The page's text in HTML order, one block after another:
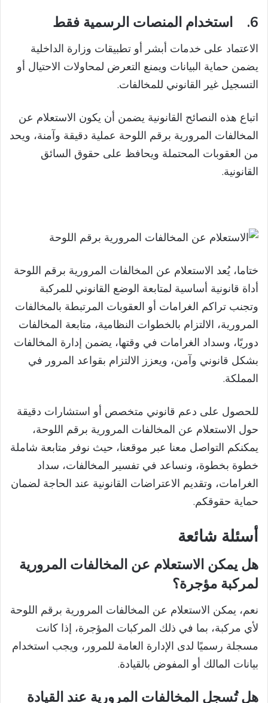
6. استخدام المنصات الرسمية فقط
الاعتماد على خدمات أبشر أو تطبيقات وزارة الداخلية
يضمن حماية البيانات ويمنع التعرض لمحاولات الاحتيال أو
التسجيل غير القانوني للمخالفات.
اتباع هذه النصائح القانونية يضمن أن يكون الاستعلام عن
المخالفات المرورية برقم اللوحة عملية دقيقة وآمنة، ويحد
من العقوبات المحتملة ويحافظ على حقوق السائق
القانونية.
ختاما، يُعد الاستعلام عن المخالفات المرورية برقم اللوحة
أداة قانونية أساسية لمتابعة الوضع القانوني للمركبة
وتجنب تراكم الغرامات أو العقوبات المرتبطة بالمخالفات
المرورية، الالتزام بالخطوات النظامية، متابعة المخالفات
دوريًا، وسداد الغرامات في وقتها، يضمن إدارة المخالفات
بشكل قانوني وآمن، ويعزز الالتزام بقواعد المرور في
المملكة.
للحصول على دعم قانوني متخصص أو استشارات دقيقة
حول الاستعلام عن المخالفات المرورية برقم اللوحة،
يمكنكم التواصل معنا عبر موقعنا، حيث نوفر متابعة شاملة
خطوة بخطوة، ونساعد في تفسير المخالفات، سداد
الغرامات، وتقديم الاعتراضات القانونية عند الحاجة لضمان
حماية حقوقكم.
أسئلة شائعة
هل يمكن الاستعلام عن المخالفات المرورية
لمركبة مؤجرة؟
نعم، يمكن الاستعلام عن المخالفات المرورية برقم اللوحة
لأي مركبة، بما في ذلك المركبات المؤجرة، إذا كانت
مسجلة رسميًا لدى الإدارة العامة للمرور، ويجب استخدام
بيانات المالك أو المفوض بالقيادة.
هل تُسجل المخالفات المرورية عند القيادة